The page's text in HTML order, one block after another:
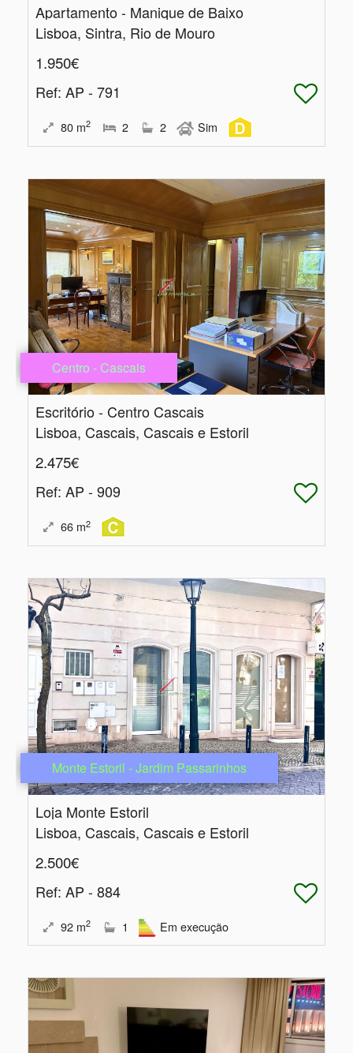
Apartamento - Manique de Baixo
Lisboa, Sintra, Rio de Mouro
1.950€
Ref: AP - 791
80 m2 2 2 Sim
Centro - Cascais
Escritório - Centro Cascais
Lisboa, Cascais, Cascais e Estoril
2.475€
Ref: AP - 909
66 m2
Monte Estoril - Jardim Passarinhos
Loja Monte Estoril
Lisboa, Cascais, Cascais e Estoril
2.500€
Ref: AP - 884
92 m2 1 Em execução